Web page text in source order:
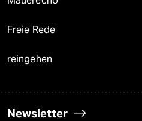
Freie Rede
reingehen
Newsletter